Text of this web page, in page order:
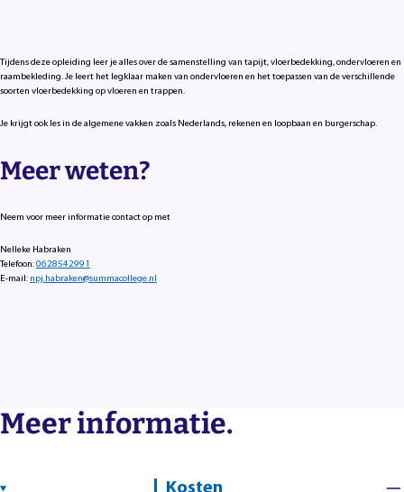
Tijdens deze opleiding leer je alles over de samenstelling van tapijt, vloerbedekking, ondervloeren en
raambekleding. Je leert het legklaar maken van ondervloeren en het toepassen van de verschillende
soorten vloerbedekking op vloeren en trappen.
Je krijgt ook les in de algemene vakken zoals Nederlands, rekenen en loopbaan en burgerschap.
Meer weten?
Neem voor meer informatie contact op met
Nelleke Habraken
Telefoon:0628542991
E-mail: npj.habraken@summacollege.nl
Meer informatie.
Kosten